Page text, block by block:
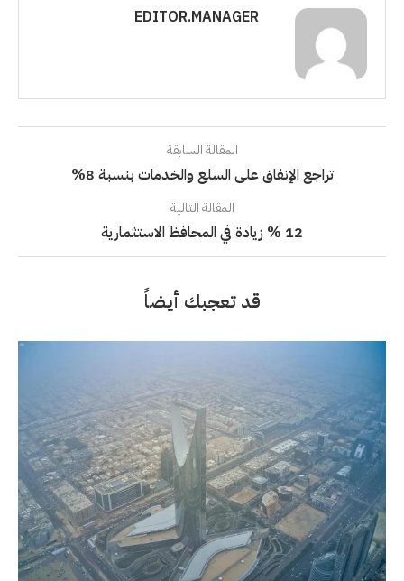
EDITOR.MANAGER
المقالة السابقة
تراجع الإنفاق على السلع والخدمات بنسبة 8%
المقالة التالية
12 % زيادة في المحافظ الاستثمارية
قد تعجبك أيضاً